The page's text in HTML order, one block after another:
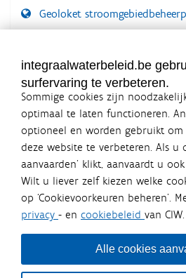
Geoloket
LOGIN VEREIST
integraalwaterbeleid.be
surfervaring te verbeteren.
Sommige cookies zijn
optimaal te laten functioneren.
optioneel en worden gebruikt
deze website te verbeteren. Als u
aanvaarden’ klikt, aanvaardt u
Wilt u liever zelf kiezen welke
op ‘Cookievoorkeuren beheren’.
privacy - en cookiebeleid van CIW.
Alle cookies
Integraalwaterbeleid.be is een
officiële website van de
overheid
uitgegeven door
Waterbeleid
De Coördinatiecommissie Integraal
bestuursniveaus die bij het waterbeleid
waterbedrijven nemen deel aan het
samenwerking zorgt voor een